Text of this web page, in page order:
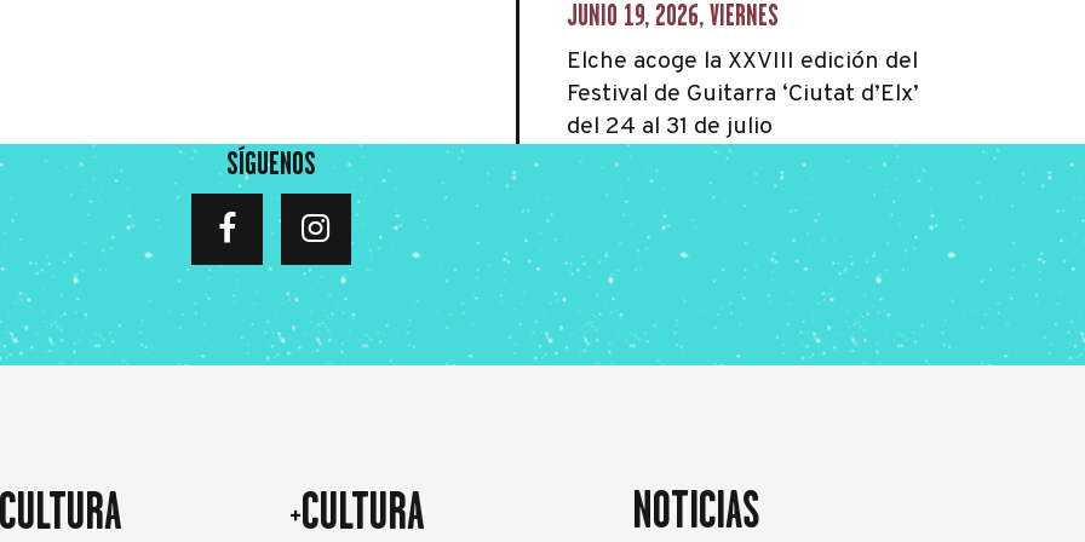
JUNIO 19, 2026, VIERNES
Elche acoge la XXVIII edición del
Festival de Guitarra ‘Ciutat d’Elx’
del 24 al 31 de julio
SÍGUENOS
+CULTURA NOTICIAS